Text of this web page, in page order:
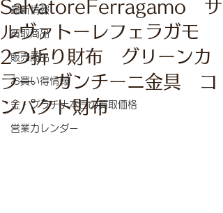
最新情報
買取商品
販売商品
お買い得情報
金・プラチナ本日の買取価格
営業カレンダー
SalvatoreFerragamo サ
ルヴァトーレフェラガモ
2つ折り財布 グリーンカ
ラー ガンチーニ金具 コ
ンパクト財布